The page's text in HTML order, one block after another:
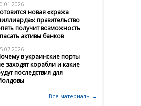
новая «кража
правительство
получит возможность
активы банков
в украинские порты
заходят корабли и какие
последствия для
Все материалы →